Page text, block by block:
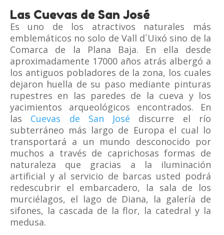
Las Cuevas de San José
Es uno de los atractivos naturales más
emblemáticos no solo de Vall d´Uixó sino de la
Comarca de la Plana Baja. En ella desde
aproximadamente 17000 años atrás albergó a
los antiguos pobladores de la zona, los cuales
dejaron huella de su paso mediante pinturas
rupestres en las paredes de la cueva y los
yacimientos arqueológicos encontrados. En
las Cuevas de San José discurre el río
subterráneo más largo de Europa el cual lo
transportará a un mundo desconocido por
muchos a través de caprichosas formas de
naturaleza que gracias a la iluminación
artificial y al servicio de barcas usted podrá
redescubrir el embarcadero, la sala de los
murciélagos, el lago de Diana, la galería de
sifones, la cascada de la flor, la catedral y la
medusa.